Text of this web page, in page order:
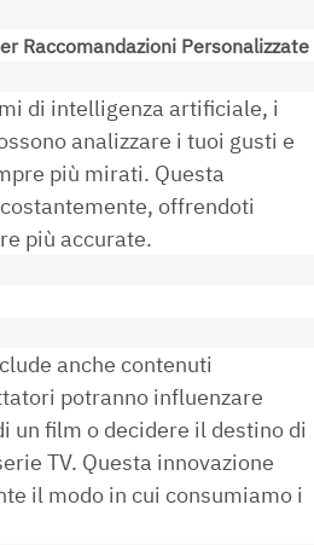
Raccomandazioni Personalizzate
di intelligenza artificiale, i
analizzare i tuoi gusti e
più mirati. Questa
offrendoti
più accurate.
anche contenuti
potranno influenzare
un film o decidere il destino di
TV. Questa innovazione
il modo in cui consumiamo i